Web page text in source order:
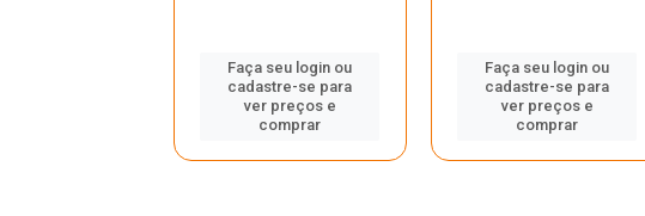
Faça seu login ou
cadastre-se para
ver preços e
comprar
Faça seu login ou
cadastre-se para
ver preços e
comprar